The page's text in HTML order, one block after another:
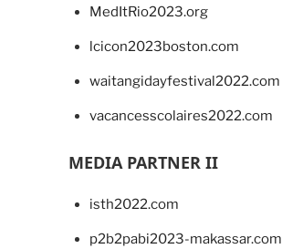
MedItRio2023.org
lcicon2023boston.com
waitangidayfestival2022.com
vacancesscolaires2022.com
MEDIA PARTNER II
isth2022.com
p2b2pabi2023-makassar.com